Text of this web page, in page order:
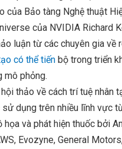
của Bảo tàng Nghệ thuật
của NVIDIA Richard
luận từ các chuyên gia về
có thể tiến bộ trong triển
mô phỏng.
thảo về cách trí tuệ nhân
dụng trên nhiều lĩnh vực
họa và phát hiện thuốc bởi
Evozyne, General